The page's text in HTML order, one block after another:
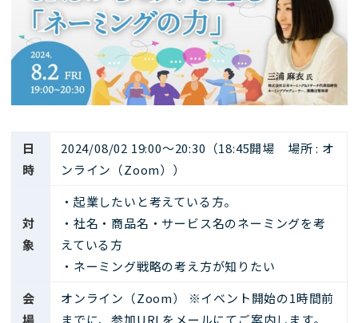
日
時
2024/08/02 19:00～20:30（18:45開場 場所 : オ
ンライン（Zoom））
対
象
・起業したいと考えている方。
・社名・商品名・サービス名のネーミングを考
えている方
・ネーミング戦略の考え方が知りたい
会
場
オンライン（Zoom） ※イベント開始の1時間前
までに、参加URLをメールにてご案内します。